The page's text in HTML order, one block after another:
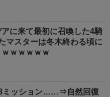
アに来て最初に召喚した4騎
マスターは冬木終わる頃に
ｗｗｗｗｗ
ミッション……⇒自然回復